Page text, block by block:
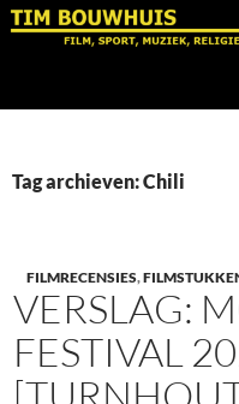
Ga
Tag archieven: Chili
FILMRECENSIES,
VERSLAG:
FESTIVAL